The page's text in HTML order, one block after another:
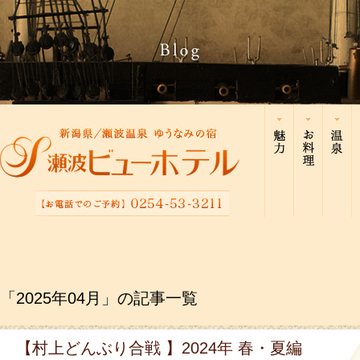
「2025年04月」の記事一覧
【村上どんぶり合戦 】2024年 春・夏編